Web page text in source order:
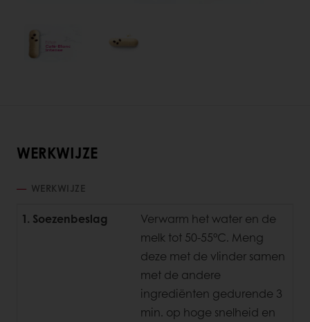
WERKWIJZE
WERKWIJZE
1. Soezenbeslag
Verwarm het water en de
melk tot 50-55°C. Meng
deze met de vlinder samen
met de andere
ingrediënten gedurende 3
min. op hoge snelheid en